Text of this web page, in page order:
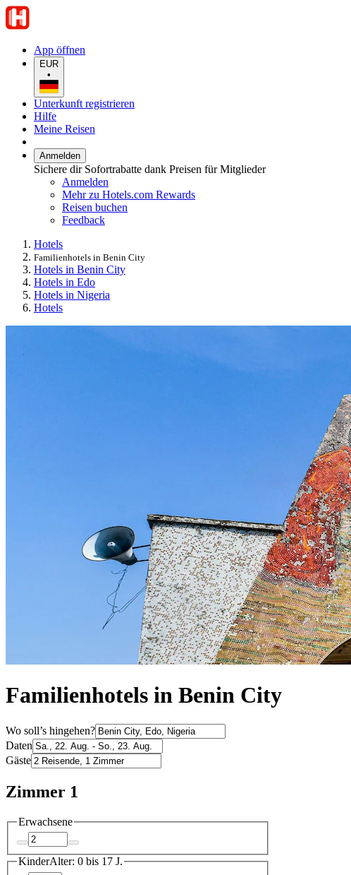
App öffnen
EUR
•
Unterkunft registrieren
Hilfe
Meine Reisen
Anmelden
Sichere dir Sofortrabatte dank Preisen für Mitglieder
Anmelden
Mehr zu Hotels.com Rewards
Reisen buchen
Feedback
Hotels
Familienhotels in Benin City
Hotels in Benin City
Hotels in Edo
Hotels in Nigeria
Hotels
Familienhotels in Benin City
Wo soll’s hingehen?
Daten
Gäste
Zimmer 1
Erwachsene
KinderAlter: 0 bis 17 J.